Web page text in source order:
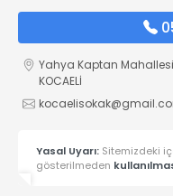
Yahya Kaptan
KOCAELİ
Yasal Uyarı: Sitemizdeki
gösterilmeden